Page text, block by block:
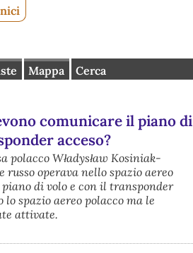
Mappa Cerca
comunicare il piano di
acceso?
polacco Władysław Kosiniak-
operava nello spazio aereo
di volo e con il transponder
lo spazio aereo polacco ma le
attivate.